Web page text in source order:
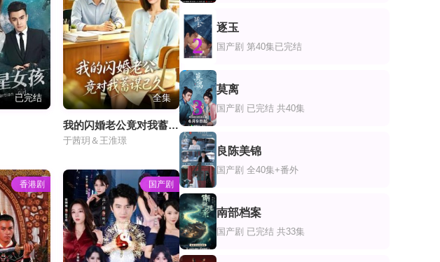
已完结 全集
我的闪婚老公竟对我蓄谋已久
于茜玥＆王淮璟
香港剧 国产剧
2
逐玉
国产剧 第40集已完结
3
莫离
国产剧 已完结 共40集
4
良陈美锦
国产剧 全40集+番外
5
南部档案
国产剧 已完结 共33集